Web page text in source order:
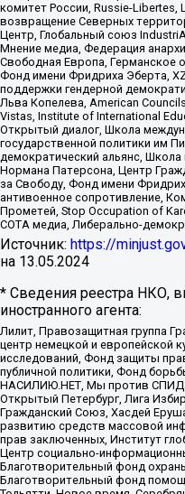
комитет России, Russie-
возвращение Северных
Центр, Глобальный союз
Мнение медиа, Федерация
Свободная Европа, Германское
Фонд имени Фридриха Эберта,
поддержки гендерной
Льва Копелева, American
Vistas, Institute of International
Открытый диалог, Школа
государственной политики им
демократический альянс,
Нормана Патерсона, Центр
за Свободу, Фонд имени
антивоенное сопротивление,
Прометей, Stop Occupation of
СОТА медиа, Либерально-
Источник: https://
на 13.05.2024
* Сведения реестра НКО,
иностранного агента:
Лилит, Правозащитная группа
центр немецкой и европейской
исследований, Фонд защиты
публичной политики, Фонд
НАСИЛИЮ.НЕТ, Мы против
Открытый Петербург, Лига
Гражданский Союз, Хасдей
развитию средств массовой
прав заключенных, Институт
Центр социально-
Благотворительный фонд
Благотворительный фонд